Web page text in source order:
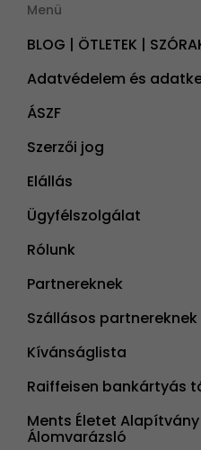
Menü
BLOG | ÖTLETEK |
Adatvédelem és
ÁSZF
Szerzői jog
Elállás
Ügyfélszolgálat
Rólunk
Partnereknek
Szállásos partnereknek
Kívánságlista
Raiffeisen bankártyás
Ments Életet Alapítvány
Álomvarázsló